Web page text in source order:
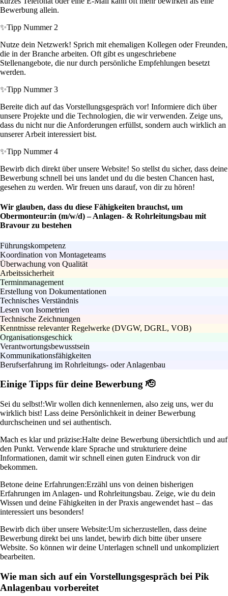
Bewerbung allein.
✨Tipp Nummer 2
Nutze dein Netzwerk! Sprich mit ehemaligen Kollegen oder Freunden,
die in der Branche arbeiten. Oft gibt es ungeschriebene
Stellenangebote, die nur durch persönliche Empfehlungen besetzt
werden.
✨Tipp Nummer 3
Bereite dich auf das Vorstellungsgespräch vor! Informiere dich über
unsere Projekte und die Technologien, die wir verwenden. Zeige uns,
dass du nicht nur die Anforderungen erfüllst, sondern auch wirklich an
unserer Arbeit interessiert bist.
✨Tipp Nummer 4
Bewirb dich direkt über unsere Website! So stellst du sicher, dass deine
Bewerbung schnell bei uns landet und du die besten Chancen hast,
gesehen zu werden. Wir freuen uns darauf, von dir zu hören!
Wir glauben, dass du diese Fähigkeiten brauchst, um
Obermonteur:in (m/w/d) – Anlagen- & Rohrleitungsbau mit
Bravour zu bestehen
Führungskompetenz
Koordination von Montageteams
Überwachung von Qualität
Arbeitssicherheit
Terminmanagement
Erstellung von Dokumentationen
Technisches Verständnis
Lesen von Isometrien
Technische Zeichnungen
Kenntnisse relevanter Regelwerke (DVGW, DGRL, VOB)
Organisationsgeschick
Verantwortungsbewusstsein
Kommunikationsfähigkeiten
Berufserfahrung im Rohrleitungs- oder Anlagenbau
Einige Tipps für deine Bewerbung 🫡
Sei du selbst!:Wir wollen dich kennenlernen, also zeig uns, wer du
wirklich bist! Lass deine Persönlichkeit in deiner Bewerbung
durchscheinen und sei authentisch.
Mach es klar und präzise:Halte deine Bewerbung übersichtlich und auf
den Punkt. Verwende klare Sprache und strukturiere deine
Informationen, damit wir schnell einen guten Eindruck von dir
bekommen.
Betone deine Erfahrungen:Erzähl uns von deinen bisherigen
Erfahrungen im Anlagen- und Rohrleitungsbau. Zeige, wie du dein
Wissen und deine Fähigkeiten in der Praxis angewendet hast – das
interessiert uns besonders!
Bewirb dich über unsere Website:Um sicherzustellen, dass deine
Bewerbung direkt bei uns landet, bewirb dich bitte über unsere
Website. So können wir deine Unterlagen schnell und unkompliziert
bearbeiten.
Wie man sich auf ein Vorstellungsgespräch bei Pik
Anlagenbau vorbereitet